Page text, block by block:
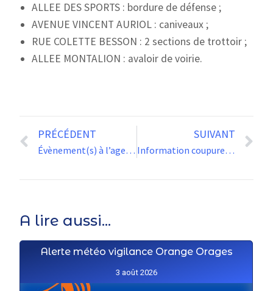
ALLEE DES SPORTS : bordure de défense ;
AVENUE VINCENT AURIOL : caniveaux ;
RUE COLETTE BESSON : 2 sections de trottoir ;
ALLEE MONTALION : avaloir de voirie.
PRÉCÉDENT
Évènement(s) à l’agenda pour la semaine à venir…
SUIVANT
Information coupure d’eau
A lire aussi...
Alerte météo vigilance Orange Orages
3 août 2026